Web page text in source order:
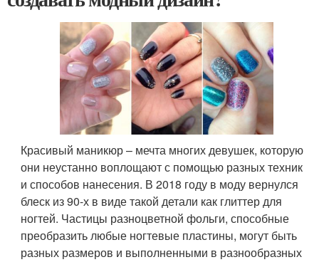
Красивый маникюр – мечта многих девушек, которую
они неустанно воплощают с помощью разных техник
и способов нанесения. В 2018 году в моду вернулся
блеск из 90-х в виде такой детали как глиттер для
ногтей. Частицы разноцветной фольги, способные
преобразить любые ногтевые пластины, могут быть
разных размеров и выполненными в разнообразных